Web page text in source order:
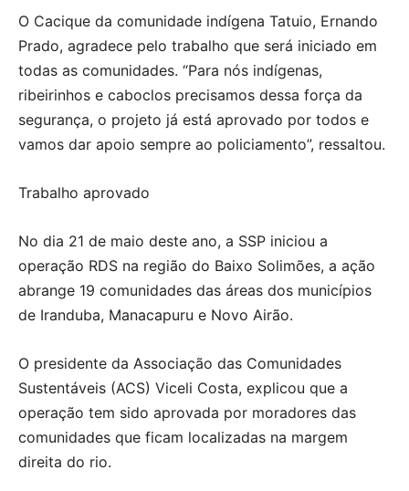
O Cacique da comunidade indígena Tatuio, Ernando
Prado, agradece pelo trabalho que será iniciado em
todas as comunidades. “Para nós indígenas,
ribeirinhos e caboclos precisamos dessa força da
segurança, o projeto já está aprovado por todos e
vamos dar apoio sempre ao policiamento”, ressaltou.
Trabalho aprovado
No dia 21 de maio deste ano, a SSP iniciou a
operação RDS na região do Baixo Solimões, a ação
abrange 19 comunidades das áreas dos municípios
de Iranduba, Manacapuru e Novo Airão.
O presidente da Associação das Comunidades
Sustentáveis (ACS) Viceli Costa, explicou que a
operação tem sido aprovada por moradores das
comunidades que ficam localizadas na margem
direita do rio.